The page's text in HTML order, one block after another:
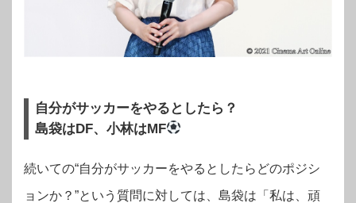
自分がサッカーをやるとしたら？
島袋はDF、小林はMF
続いての“自分がサッカーをやるとしたらどのポジシ
ョンか？”という質問に対しては、島袋は「私は、頑